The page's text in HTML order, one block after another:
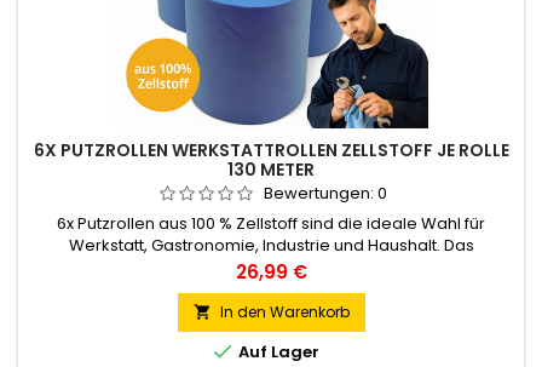
6X PUTZROLLEN WERKSTATTROLLEN ZELLSTOFF JE ROLLE
130 METER
Bewertungen: 0
6x Putzrollen aus 100 % Zellstoff sind die ideale Wahl für
Werkstatt, Gastronomie, Industrie und Haushalt. Das
saugstarke, fusselfreie und reißfeste Putzpapier überzeugt
durch höchste Qualität und Vielseitigkeit. Jede Rolle ist 2-
lagig, in blauer Profi-Ausführung und mit einer Länge von 130
m besonders ergiebig. Perfekt geeignet zum schnellen
Aufsaugen...
Preis
26,99 €
 In den Warenkorb
 Auf Lager